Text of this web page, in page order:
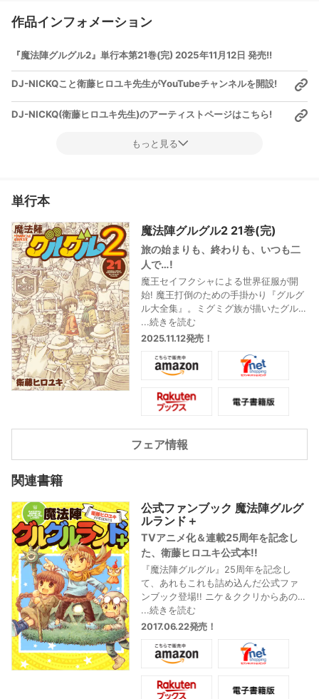
作品インフォメーション
『魔法陣グルグル2』単行本第21巻(完) 2025年11月12日 発売!!
DJ-NICKQこと衛藤ヒロユキ先生がYouTubeチャンネルを開設!
DJ-NICKQ(衛藤ヒロユキ先生)のアーティストページはこちら!
もっと見る
単行本
魔法陣グルグル2 21巻(完)
旅の始まりも、終わりも、いつも二
人で…!
魔王セイフクシャによる世界征服が開
始! 魔王打倒のための手掛かり『グルグ
ル大全集』。ミグミグ族が描いたグル
グルのパワーが、すべて結集されてい
る、その本の中身とは…? グルグルの力
で戦うことを決意するククリ! 早速描い
たグルグルは失敗してしまうが…。過去
の失敗も出会いもすべてが力になる! 旅
路の果てに、ニケとククリを待つもの
とは…!?
「魔法陣グルグル」正統派続編、ここ
に完結!
...続きを読む
2025.11.12発売！
フェア情報
関連書籍
公式ファンブック 魔法陣グルグ
ルランド＋
TVアニメ化＆連載25周年を記念し
た、衛藤ヒロユキ公式本!!
『魔法陣グルグル』25周年を記念し
て、あれもこれも詰め込んだ公式ファ
ンブック登場!! ニケ＆ククリからあの名
脇役までまとめて紹介するほか、伝説
のフレーズを集めた名(!?)迷セリフ集、
ロングインタビューを掲載。
また『魔法陣グルグル』外伝マンガ＆
完全描き下ろしマンガ、更に『ドラク
エ4コママンガ劇場』70Pも一挙掲載す
るなど、衛藤先生の全面協力によりお
...続きを読む
2017.06.22発売！